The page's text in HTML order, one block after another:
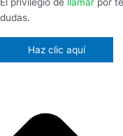
El privilegio de llamar por
dudas.
Haz clic aquí